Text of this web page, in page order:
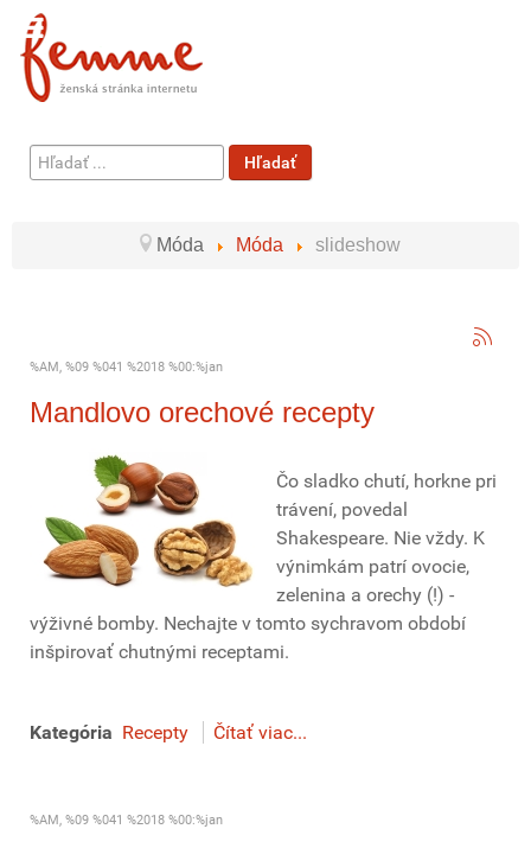
Hľadať
...
Hľadať
Móda Móda slideshow
%AM, %09 %041 %2018 %00:%jan
Mandlovo orechové recepty
Čo sladko chutí, horkne pri
trávení, povedal
Shakespeare. Nie vždy. K
výnimkám patrí ovocie,
zelenina a orechy (!) -
výživné bomby. Nechajte v tomto sychravom období
inšpirovať chutnými receptami.
Kategória Recepty Čítať viac...
%AM, %09 %041 %2018 %00:%jan